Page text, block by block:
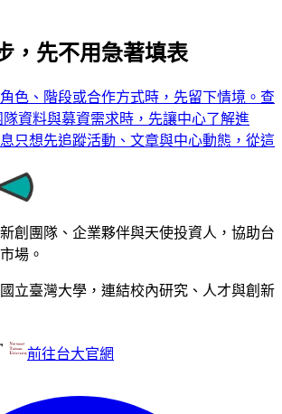
，先不用急著填表
色、階段或合作方式時，先留下情境。 查
隊資料與募資需求時，先讓中心了解進
只想先追蹤活動、文章與中心動態，從這
創團隊、企業夥伴與天使投資人，協助台
場。
立臺灣大學，連結校內研究、人才與創新
前往台大官網